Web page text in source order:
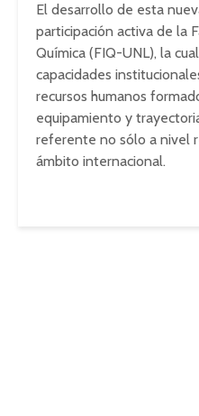
El desarrollo de esta
participación activa de la
Química (FIQ-UNL), la
capacidades
recursos humanos
equipamiento y
referente no sólo a nivel
ámbito internacional.